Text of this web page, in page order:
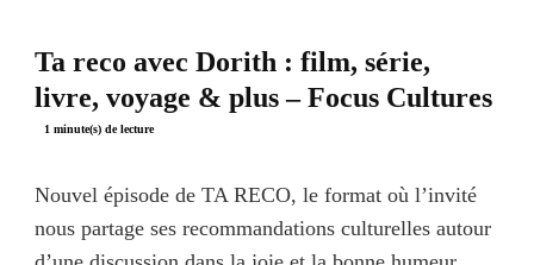
Ta reco avec Dorith : film, série,
livre, voyage & plus – Focus Cultures
Nouvel épisode de TA RECO, le format où l’invité
nous partage ses recommandations culturelles autour